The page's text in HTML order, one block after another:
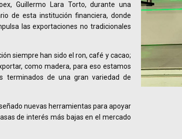
Guillermo Lara Torto, durante una
de esta institución financiera, donde
las exportaciones no tradicionales
siempre han sido el ron, café y cacao;
como madera, para eso estamos
terminados de una gran variedad de
nuevas herramientas para apoyar
de interés más bajas en el mercado